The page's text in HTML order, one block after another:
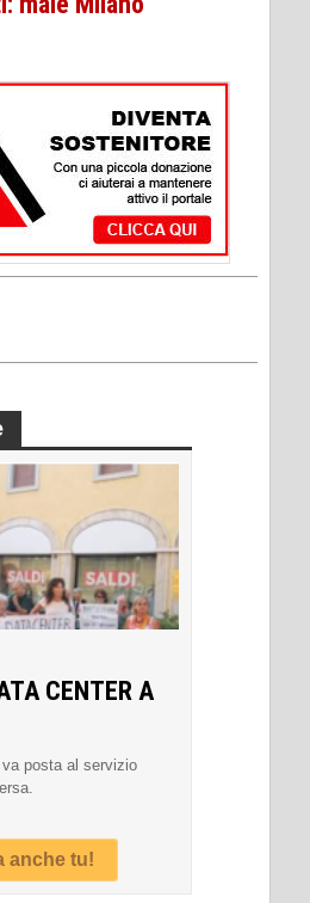
CENTER A
va posta al servizio
tu!